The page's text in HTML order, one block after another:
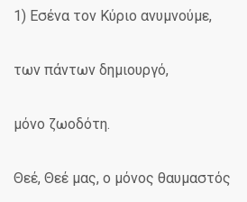
1) Εσένα τον Κύριο ανυμνούμε,
των πάντων δημιουργό,
μόνο ζωοδότη.
Θεέ, Θεέ μας, ο μόνος θαυμαστός